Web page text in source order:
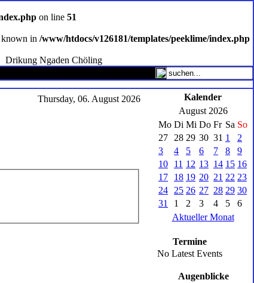
on line 51
known in /www/htdocs/v126181/templates/peeklime/index.php
Drikung Ngaden Chöling
Thursday, 06. August 2026
Kalender
August 2026
Mo Di Mi Do Fr Sa So
27
28 29 30 31 1
2
3
4 5 6 7 8
9
10
11 12 13 14 15 16
17
18 19 20 21 22 23
24
25 26 27 28 29 30
31
1 2 3 4 5
6
Aktueller Monat
Termine
No Latest Events
Augenblicke